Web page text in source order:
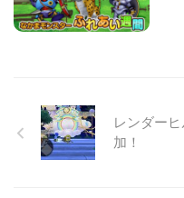
レンダー
加！